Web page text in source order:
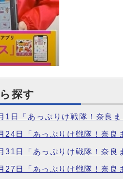
探す
1日「あっぷりけ戦隊！奈良
24日「あっぷりけ戦隊！奈良
31日「あっぷりけ戦隊！奈良
27日「あっぷりけ戦隊！奈良